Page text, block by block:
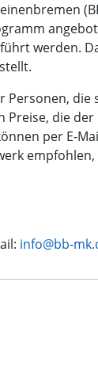
werden.
die
per E-
info@bb-